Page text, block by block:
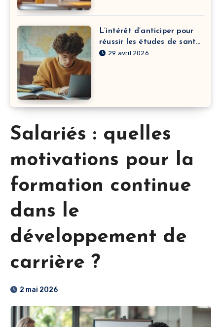
L’intérêt d’anticiper pour
réussir les études de santé
à Clermont-Ferrand
29 avril 2026
Salariés : quelles
motivations pour la
formation continue
dans le
développement de
carrière ?
2 mai 2026